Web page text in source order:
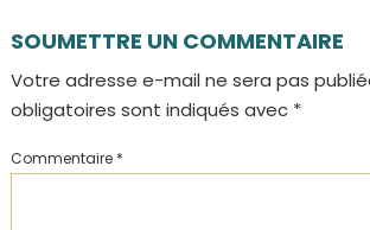
SOUMETTRE UN COMMENTAIRE
Votre adresse e-mail ne sera pas
obligatoires sont indiqués avec *
Commentaire *